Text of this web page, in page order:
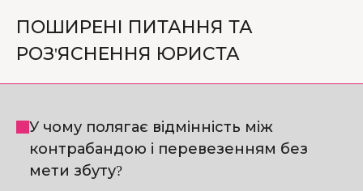
ПОШИРЕНІ ПИТАННЯ ТА
РОЗ'ЯСНЕННЯ ЮРИСТА
У чому полягає відмінність між
контрабандою і перевезенням без
мети збуту?